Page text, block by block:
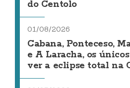
do Centolo
01/08/2026
Cabana, Ponteceso,
e A Laracha, os
ver a eclipse total na